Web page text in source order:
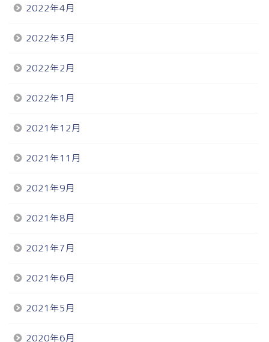
2022年4月
2022年3月
2022年2月
2022年1月
2021年12月
2021年11月
2021年9月
2021年8月
2021年7月
2021年6月
2021年5月
2020年6月